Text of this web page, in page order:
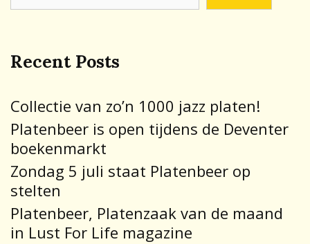
Recent Posts
Collectie van zo’n 1000 jazz platen!
Platenbeer is open tijdens de Deventer
boekenmarkt
Zondag 5 juli staat Platenbeer op
stelten
Platenbeer, Platenzaak van de maand
in Lust For Life magazine